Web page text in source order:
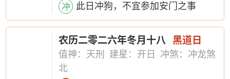
冲 此日冲狗，不宜参加安门之事
农历二零二六年冬月十八 黑道日
值神：天刑 建星：开日
冲煞：冲龙煞
北